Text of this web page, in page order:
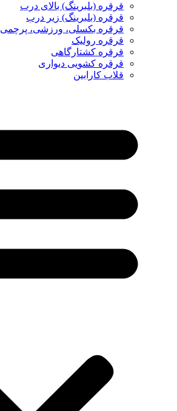
قرقره (بلبرینگ) بالای درب
قرقره (بلبرینگ) زیر درب
قرقره بکسلی، ورزشی، پرچمی
قرقره رولیک
قرقره کشتارگاهی
قرقره کشویی دیواری
قلاب کارابین